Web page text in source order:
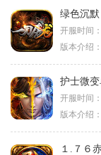
绿色沉默
开服时间：
版本介绍：
护士微
开服时间：
版本介绍：
１.７６